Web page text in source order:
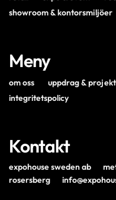
showroom & kontorsmiljöer
Meny
om oss uppdrag & projekt
integritetspolicy
Kontakt
expohouse sweden ab
rosersberg